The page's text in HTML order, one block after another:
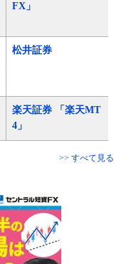
FX」
松井証券
楽天証券 「楽天MT
4」
>> すべて見る